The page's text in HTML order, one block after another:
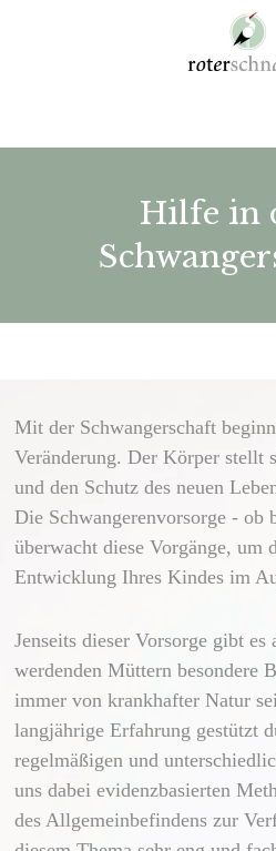
Hilfe in
Mit der Schwangerschaft
Veränderung. Der Körper stellt
und den Schutz des neuen
Die Schwangerenvorsorge - ob
überwacht diese Vorgänge, um
Entwicklung Ihres Kindes im
Jenseits dieser Vorsorge gibt es
werdenden Müttern besondere
immer von krankhafter Natur
langjährige Erfahrung gestützt
regelmäßigen und
uns dabei evidenzbasierten
des Allgemeinbefindens zur